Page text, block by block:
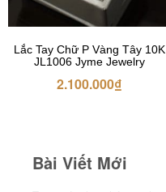
Lắc Tay Chữ P Vàng Tây 10K
JL1006 Jyme Jewelry
2.100.000₫
Bài Viết Mới